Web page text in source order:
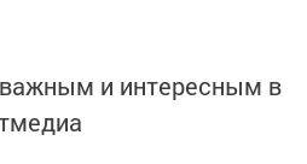
и интересным в